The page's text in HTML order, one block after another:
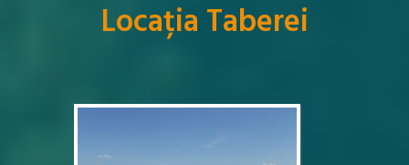
Locația Taberei